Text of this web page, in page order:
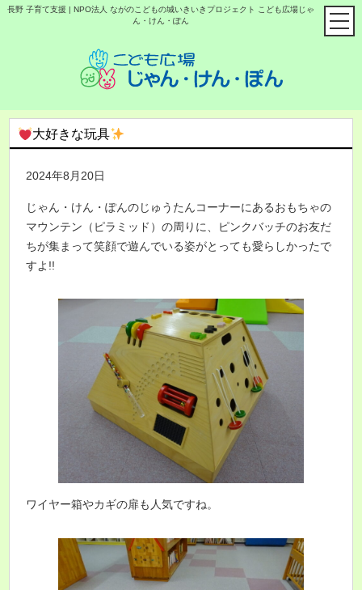
長野 子育て支援 | NPO法人 ながのこどもの城いきいきプロジェクト こども広場じゃ
ん・けん・ぽん
大好きな玩具
2024年8月20日
じゃん・けん・ぽんのじゅうたんコーナーにあるおもちゃの
マウンテン（ピラミッド）の周りに、ピンクバッチのお友だ
ちが集まって笑顔で遊んでいる姿がとっても愛らしかったで
すよ!!
ワイヤー箱やカギの扉も人気ですね。